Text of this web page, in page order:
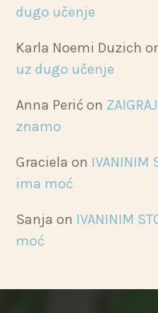
dugo učenje
Karla Noemi Duzich
uz dugo učenje
Anna Perićon
znamo
Graciela on IVANINIM
ima moć
Sanja on IVANINIM
moć